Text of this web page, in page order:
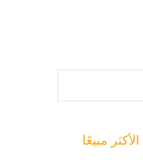
الأكثر مبيعًا